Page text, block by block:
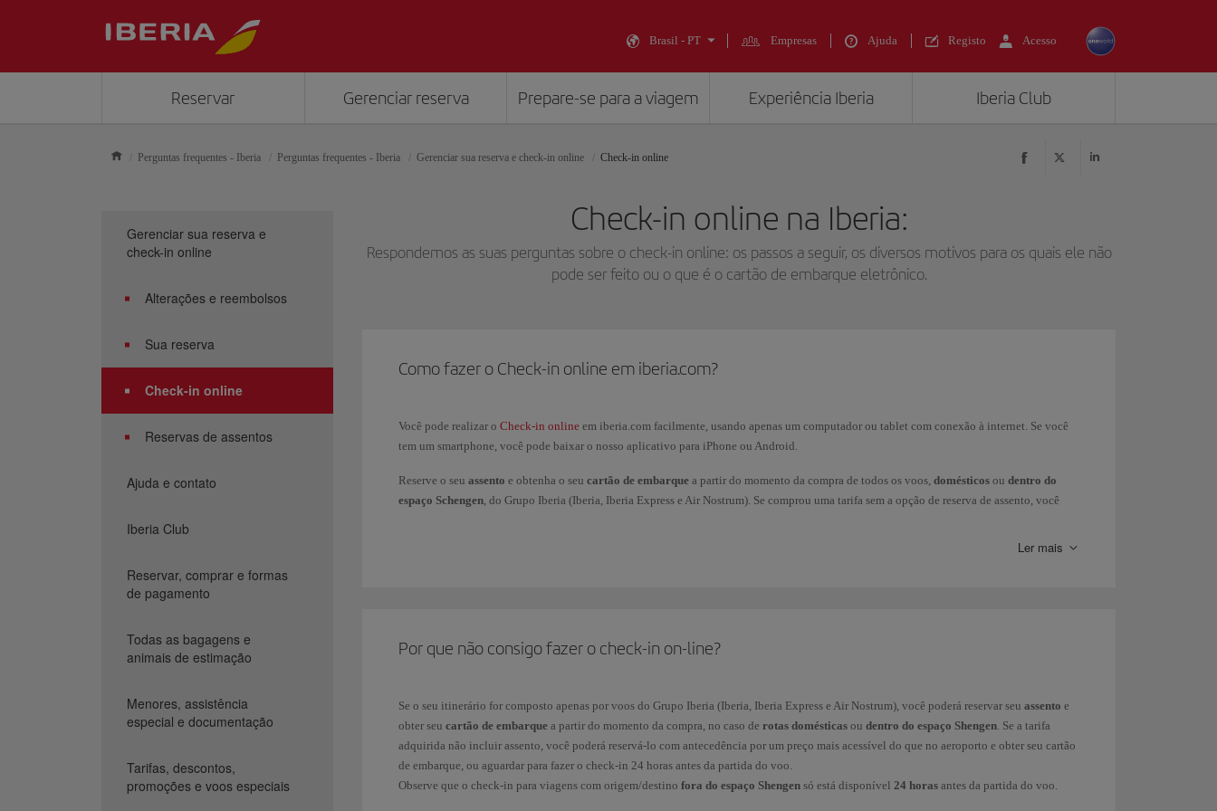
Brasil - PT Empresas Ajuda Registo Acesso
Reservar Gerenciar reserva Prepare-se para a viagem Experiência Iberia Iberia Club
Perguntas frequentes - Iberia Perguntas frequentes - Iberia Gerenciar sua reserva e check-in online Check-in online
Check-in online na Iberia:
Respondemos as suas perguntas sobre o check-in online: os passos a seguir, os diversos motivos para os quais ele não
pode ser feito ou o que é o cartão de embarque eletrônico.
Como fazer o Check-in online em iberia.com?
Você pode realizar o Check-in online em iberia.com facilmente, usando apenas um computador ou tablet com conexão à internet. Se você
tem um smartphone, você pode baixar o nosso aplicativo para iPhone ou Android.
Reserve o seu assento e obtenha o seu cartão de embarque a partir do momento da compra de todos os voos, domésticos ou dentro do
espaço Schengen, do Grupo Iberia (Iberia, Iberia Express e Air Nostrum). Se comprou uma tarifa sem a opção de reserva de assento, você
Faça o check-in on-line seguindo estes passos:
Código de reserva ou número do bilhete. Você deve informar o Código de reservaou o localizador e o sobrenome do passageiro, como ele
Ler mais
Por que não consigo fazer o check-in on-line?
Se o seu itinerário for composto apenas por voos do Grupo Iberia (Iberia, Iberia Express e Air Nostrum), você poderá reservar seu assento e
obter seu cartão de embarque a partir do momento da compra, no caso de rotas domésticas ou dentro do espaço Shengen. Se a tarifa
adquirida não incluir assento, você poderá reservá-lo com antecedência por um preço mais acessível do que no aeroporto e obter seu cartão
de embarque, ou aguardar para fazer o check-in 24 horas antes da partida do voo.
Observe que o check-in para viagens com origem/destino fora do espaço Shengen só está disponível 24 horas antes da partida do voo.
Gerenciar sua reserva e
check-in online
Alterações e reembolsos
Sua reserva
Check-in online
Reservas de assentos
Ajuda e contato
Iberia Club
Reservar, comprar e formas
de pagamento
Todas as bagagens e
animais de estimação
Menores, assistência
especial e documentação
Tarifas, descontos,
promoções e voos especiais